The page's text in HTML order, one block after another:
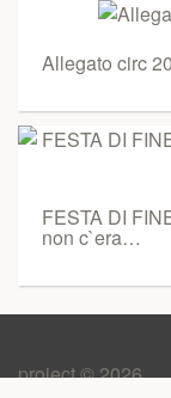
Allegato circ
FESTA DI
non c`era…
project © 2026